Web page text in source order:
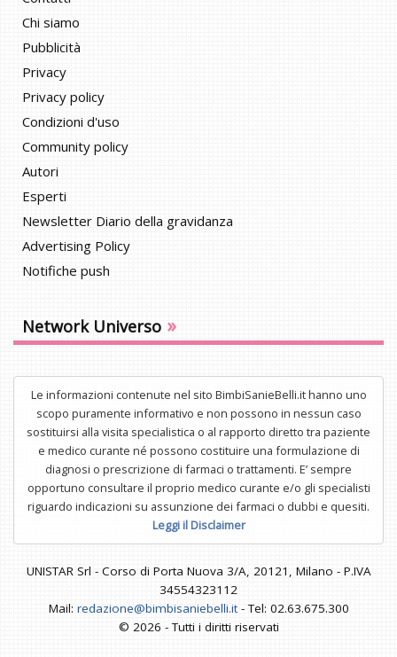
Chi siamo
Pubblicità
Privacy
Privacy policy
Condizioni d'uso
Community policy
Autori
Esperti
Newsletter Diario della gravidanza
Advertising Policy
Notifiche push
Network Universo »
Le informazioni contenute nel sito BimbiSanieBelli.it hanno uno
scopo puramente informativo e non possono in nessun caso
sostituirsi alla visita specialistica o al rapporto diretto tra paziente
e medico curante né possono costituire una formulazione di
diagnosi o prescrizione di farmaci o trattamenti. E’ sempre
opportuno consultare il proprio medico curante e/o gli specialisti
riguardo indicazioni su assunzione dei farmaci o dubbi e quesiti.
Leggi il Disclaimer
UNISTAR Srl - Corso di Porta Nuova 3/A, 20121, Milano - P.IVA
34554323112
Mail: redazione@bimbisaniebelli.it- Tel: 02.63.675.300
© 2026 - Tutti i diritti riservati